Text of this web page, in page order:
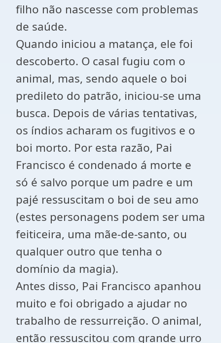
filho não nascesse com problemas
de saúde.
Quando iniciou a matança, ele foi
descoberto. O casal fugiu com o
animal, mas, sendo aquele o boi
predileto do patrão, iniciou-se uma
busca. Depois de várias tentativas,
os índios acharam os fugitivos e o
boi morto. Por esta razão, Pai
Francisco é condenado á morte e
só é salvo porque um padre e um
pajé ressuscitam o boi de seu amo
(estes personagens podem ser uma
feiticeira, uma mãe-de-santo, ou
qualquer outro que tenha o
domínio da magia).
Antes disso, Pai Francisco apanhou
muito e foi obrigado a ajudar no
trabalho de ressurreição. O animal,
então ressuscitou com grande urro